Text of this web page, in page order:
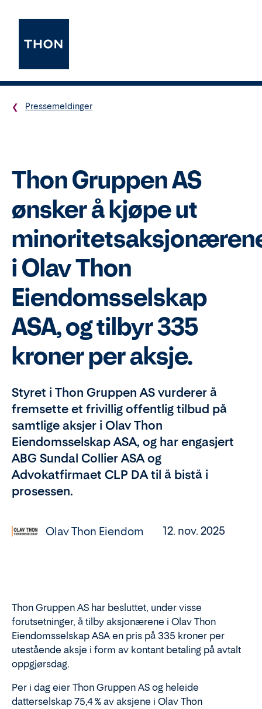
Pressemeldinger
Thon Gruppen AS
ønsker å kjøpe ut
i Olav Thon
Eiendomsselskap
ASA, og tilbyr 335
kroner per aksje.
Styret i Thon Gruppen AS vurderer å
fremsette et frivillig offentlig tilbud på
samtlige aksjer i Olav Thon
Eiendomsselskap ASA, og har engasjert
ABG Sundal Collier ASA og
Advokatfirmaet CLP DA til å bistå i
prosessen.
Olav Thon Eiendom 12. nov. 2025
Thon Gruppen AS har besluttet, under visse
forutsetninger, å tilby aksjonærene i Olav Thon
Eiendomsselskap ASA en pris på 335 kroner per
utestående aksje i form av kontant betaling på avtalt
oppgjørsdag.
Per i dag eier Thon Gruppen AS og heleide
datterselskap 75,4 % av aksjene i Olav Thon